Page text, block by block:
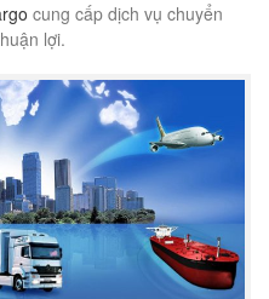
cung cấp dịch vụ chuyển
lợi.